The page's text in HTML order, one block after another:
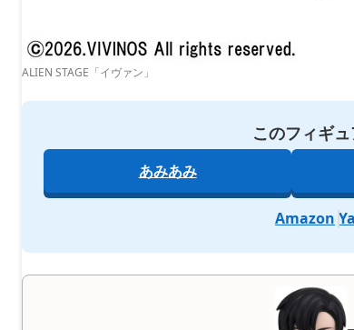
ALIEN STAGE「イヴァン」
このフィギ
あみあみ
Amazon